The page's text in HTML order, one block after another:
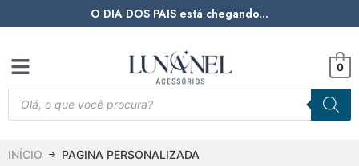
O DIA DOS PAIS está chegando...
0
INÍCIO PAGINA PERSONALIZADA